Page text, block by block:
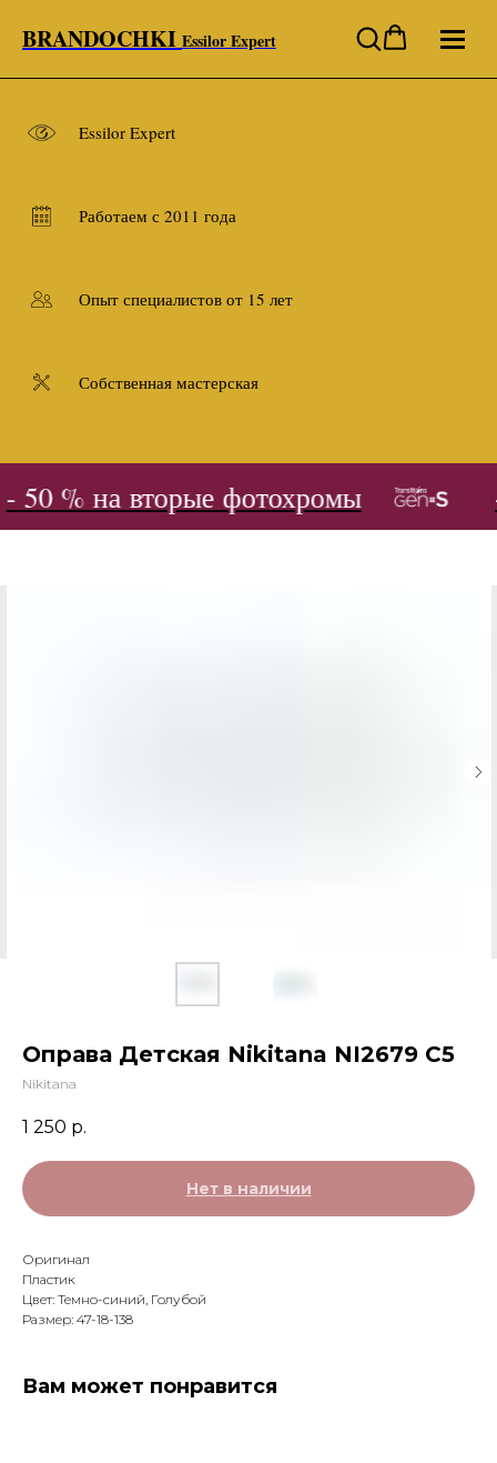
BRANDOCHKI Essilor Expert
Essilor Expert
Работаем с 2011 года
Опыт специалистов от 15 лет
Собственная мастерская
50 % на вторые фотохромы
Оправа Детская Nikitana NI2679 C5
Nikitana
1 250 р.
Нет в наличии
Оригинал
Пластик
Цвет: Темно-синий, Голубой
Размер: 47-18-138
Вам может понравится